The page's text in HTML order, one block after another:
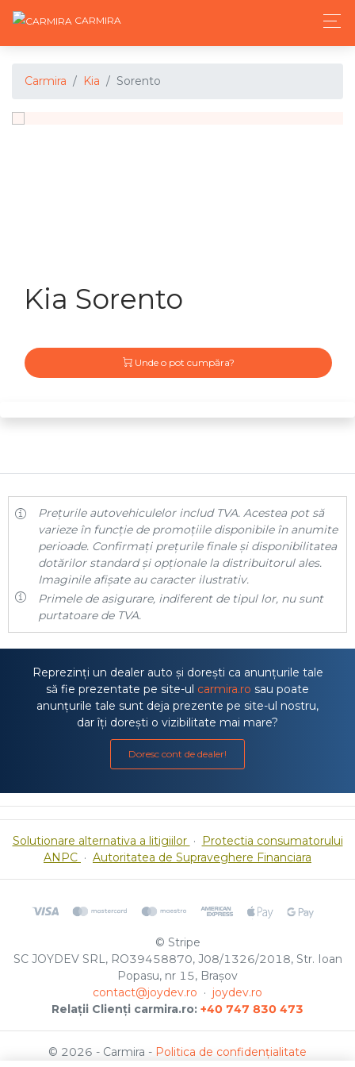
CARMIRA
Carmira Kia Sorento
Kia Sorento
Unde o pot cumpăra?
Prețurile autovehiculelor includ TVA. Acestea pot să
varieze în funcție de promoțiile disponibile în anumite
perioade. Confirmați prețurile finale și disponibilitatea
dotărilor standard și opționale la distribuitorul ales.
Imaginile afișate au caracter ilustrativ.
Primele de asigurare, indiferent de tipul lor, nu sunt
purtatoare de TVA.
Reprezinți un dealer auto și dorești ca anunțurile tale
să fie prezentate pe site-ul carmira.ro sau poate
anunțurile tale sunt deja prezente pe site-ul nostru,
dar îți dorești o vizibilitate mai mare?
Doresc cont de dealer!
Solutionare alternativa a litigiilor · Protectia consumatorului
ANPC · Autoritatea de Supraveghere Financiara
© Stripe
SC JOYDEV SRL, RO39458870, J08/1326/2018, Str. Ioan
Popasu, nr 15, Brașov
contact@joydev.ro · joydev.ro
Relații Clienți carmira.ro: +40 747 830 473
© 2026 - Carmira - Politica de confidențialitate